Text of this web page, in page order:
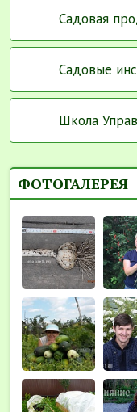
Садовая
Садовые
Школа
ФОТОГАЛЕРЕЯ